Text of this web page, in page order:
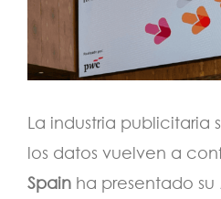
La industria publicitaria
los datos vuelven a
Spain ha presentado su